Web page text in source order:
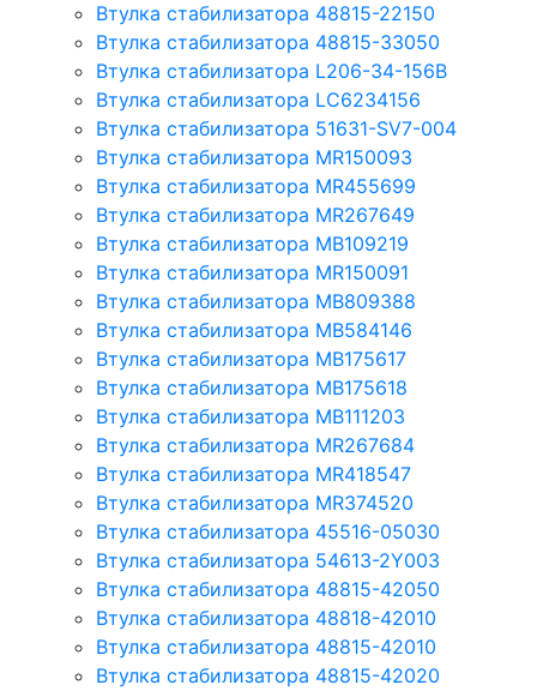
Втулка стабилизатора 48815-22150
Втулка стабилизатора 48815-33050
Втулка стабилизатора L206-34-156B
Втулка стабилизатора LC6234156
Втулка стабилизатора 51631-SV7-004
Втулка стабилизатора MR150093
Втулка стабилизатора MR455699
Втулка стабилизатора MR267649
Втулка стабилизатора MB109219
Втулка стабилизатора MR150091
Втулка стабилизатора MB809388
Втулка стабилизатора MB584146
Втулка стабилизатора MB175617
Втулка стабилизатора MB175618
Втулка стабилизатора MB111203
Втулка стабилизатора MR267684
Втулка стабилизатора MR418547
Втулка стабилизатора MR374520
Втулка стабилизатора 45516-05030
Втулка стабилизатора 54613-2Y003
Втулка стабилизатора 48815-42050
Втулка стабилизатора 48818-42010
Втулка стабилизатора 48815-42010
Втулка стабилизатора 48815-42020